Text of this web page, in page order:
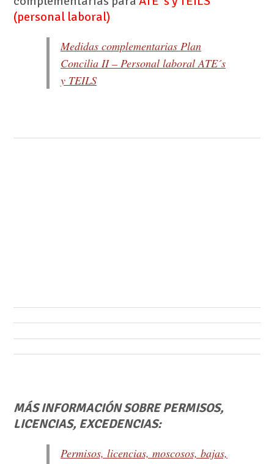
(personal laboral)
Medidas complementarias Plan
Concilia II – Personal laboral ATE´s
y TEILS
MÁS INFORMACIÓN SOBRE PERMISOS,
LICENCIAS, EXCEDENCIAS:
Permisos, licencias, moscosos, bajas,